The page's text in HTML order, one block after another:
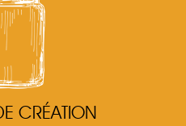
CRÉATION